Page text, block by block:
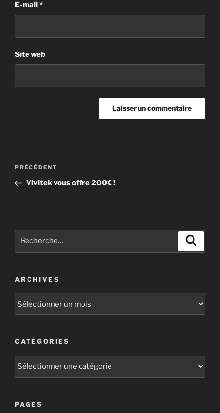
E-mail*
Site web
PRÉCÉDENT
Vivitek vous offre 200€ !
ARCHIVES
CATÉGORIES
PAGES